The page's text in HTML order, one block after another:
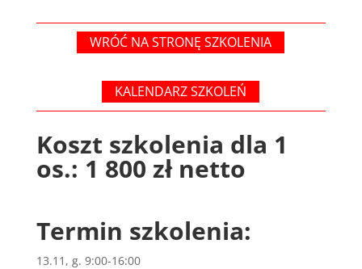
WRÓĆ NA STRONĘ SZKOLENIA
KALENDARZ SZKOLEŃ
Koszt szkolenia dla 1
os.: 1 800 zł netto
Termin szkolenia:
13.11, g. 9:00-16:00